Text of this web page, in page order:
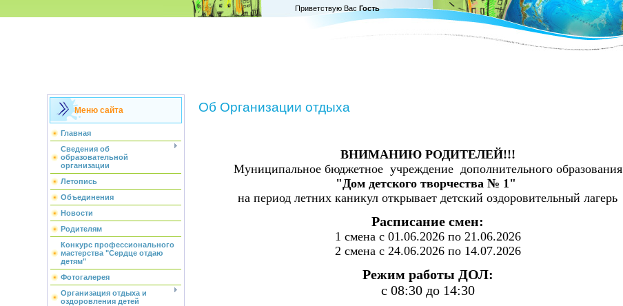
Приветствую Вас Гость
Меню сайта
Главная
Сведения об
образовательной
организации
Летопись
Объединения
Новости
Родителям
Конкурс профессионального
мастерства "Сердце отдаю
детям"
Фотогалерея
Организация отдыха и
оздоровления детей
Об Организации отдыха
ВНИМАНИЮ РОДИТЕЛЕЙ!!!
Муниципальное бюджетное учреждение дополнительного образования
"Дом детского творчества № 1"
на период летних каникул открывает детский оздоровительный лагерь
Расписание смен:
1 смена с 01.06.2026 по 21.06.2026
2 смена с 24.06.2026 по 14.07.2026
Режим работы ДОЛ:
с 08:30 до 14:30